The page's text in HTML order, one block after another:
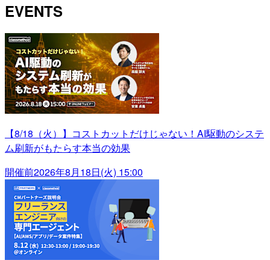
EVENTS
【8/18（火）】コストカットだけじゃない！AI駆動のシステ
ム刷新がもたらす本当の効果
開催前2026年8月18日(火) 15:00